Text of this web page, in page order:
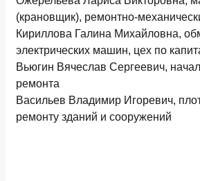
(крановщик), ремонтно-
Кириллова Галина Михайловна,
электрических машин, цех по
Вьюгин Вячеслав Сергеевич,
ремонта
Васильев Владимир Игоревич,
ремонту зданий и сооружений